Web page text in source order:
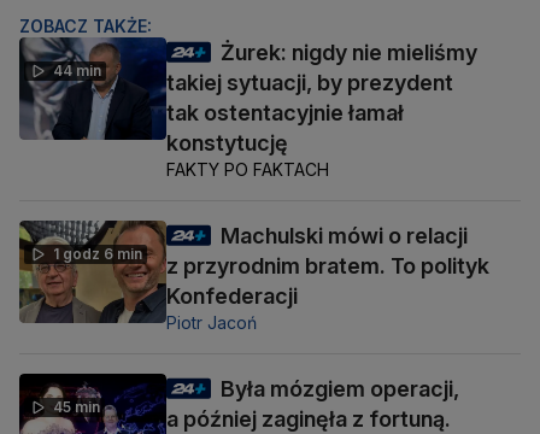
ZOBACZ TAKŻE:
44 min
Żurek: nigdy nie mieliśmy
takiej sytuacji, by prezydent
tak ostentacyjnie łamał
konstytucję
FAKTY PO FAKTACH
1 godz 6 min
Machulski mówi o relacji
z przyrodnim bratem. To polityk
Konfederacji
Piotr Jacoń
45 min
Była mózgiem operacji,
a później zaginęła z fortuną.